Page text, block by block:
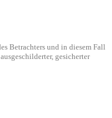
Betrachters und in diesem Fall
gesicherter